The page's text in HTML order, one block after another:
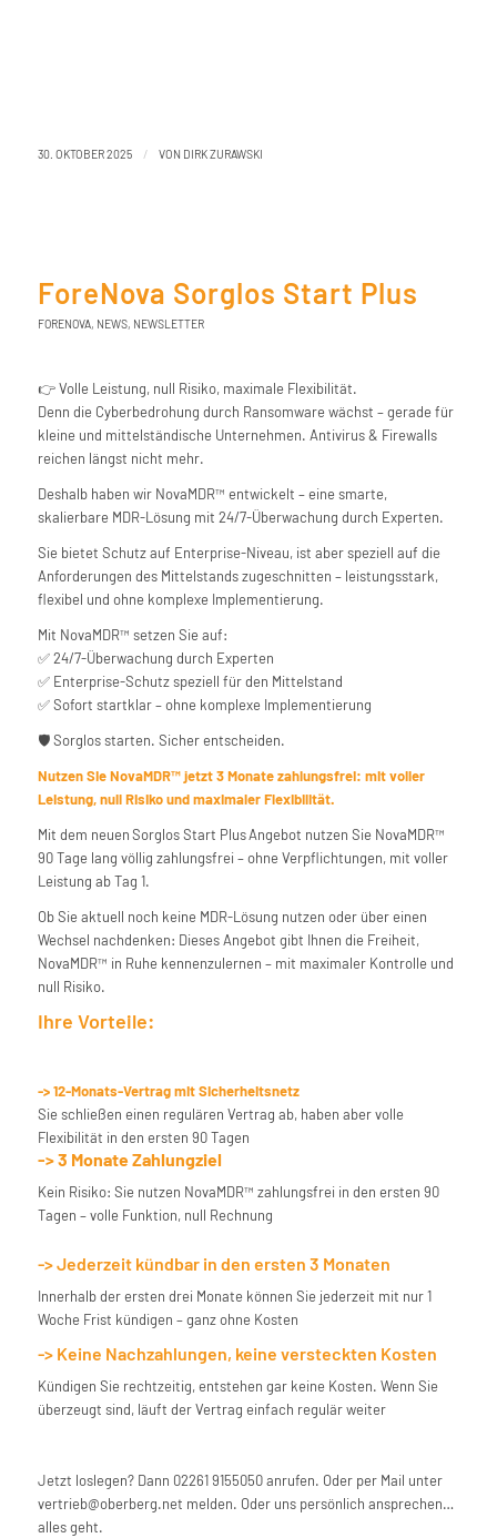
30. OKTOBER 2025 / VON DIRK ZURAWSKI
ForeNova Sorglos Start Plus
FORENOVA, NEWS, NEWSLETTER
👉 Volle Leistung, null Risiko, maximale Flexibilität.
Denn die Cyberbedrohung durch Ransomware wächst – gerade für
kleine und mittelständische Unternehmen. Antivirus & Firewalls
reichen längst nicht mehr.
Deshalb haben wir NovaMDR™ entwickelt – eine smarte,
skalierbare MDR-Lösung mit 24/7-Überwachung durch Experten.
Sie bietet Schutz auf Enterprise-Niveau, ist aber speziell auf die
Anforderungen des Mittelstands zugeschnitten – leistungsstark,
flexibel und ohne komplexe Implementierung.
Mit NovaMDR™ setzen Sie auf:
✅ 24/7-Überwachung durch Experten
✅ Enterprise-Schutz speziell für den Mittelstand
✅ Sofort startklar – ohne komplexe Implementierung
🛡️ Sorglos starten. Sicher entscheiden.
Nutzen Sie NovaMDR™ jetzt 3 Monate zahlungsfrei: mit voller
Leistung, null Risiko und maximaler Flexibilität.
Mit dem neuen Sorglos Start Plus Angebot nutzen Sie NovaMDR™
90 Tage lang völlig zahlungsfrei – ohne Verpflichtungen, mit voller
Leistung ab Tag 1.
Ob Sie aktuell noch keine MDR-Lösung nutzen oder über einen
Wechsel nachdenken: Dieses Angebot gibt Ihnen die Freiheit,
NovaMDR™ in Ruhe kennenzulernen – mit maximaler Kontrolle und
null Risiko.
Ihre Vorteile:
-> 12-Monats-Vertrag mit Sicherheitsnetz
Sie schließen einen regulären Vertrag ab, haben aber volle
Flexibilität in den ersten 90 Tagen
-> 3 Monate Zahlungziel
Kein Risiko: Sie nutzen NovaMDR™ zahlungsfrei in den ersten 90
Tagen – volle Funktion, null Rechnung
-> Jederzeit kündbar in den ersten 3 Monaten
Innerhalb der ersten drei Monate können Sie jederzeit mit nur 1
Woche Frist kündigen – ganz ohne Kosten
-> Keine Nachzahlungen, keine versteckten Kosten
Kündigen Sie rechtzeitig, entstehen gar keine Kosten. Wenn Sie
überzeugt sind, läuft der Vertrag einfach regulär weiter
Jetzt loslegen? Dann 02261 9155050 anrufen. Oder per Mail unter
vertrieb@oberberg.net melden. Oder uns persönlich ansprechen…
alles geht.